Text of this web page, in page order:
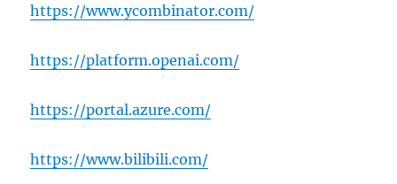
https://www.ycombinator.com/
https://platform.openai.com/
https://portal.azure.com/
https://www.bilibili.com/